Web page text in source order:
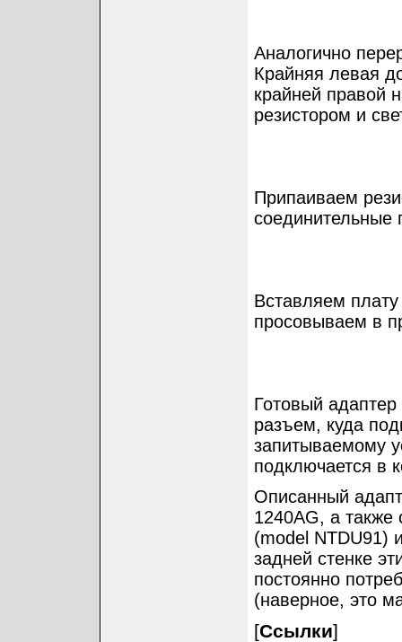
Аналогично
Крайняя левая
крайней правой
резистором и
Припаиваем
соединительные
Вставляем
просовываем в
Готовый
разъем, куда
запитываемому
подключается в
Описанный
1240AG, а
(model NTDU91)
задней стенке
постоянно
(наверное, это
[Ссылки]